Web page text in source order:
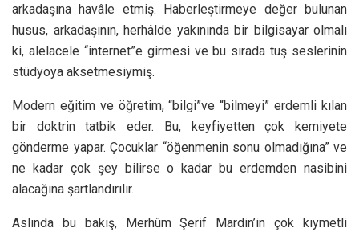
arkadaşına havâle etmiş. Haberleştirmeye değer bulunan
husus, arkadaşının, herhâlde yakınında bir bilgisayar olmalı
ki, alelacele “internet”e girmesi ve bu sırada tuş seslerinin
stüdyoya aksetmesiymiş.
Modern eğitim ve öğretim, “bilgi”ve “bilmeyi” erdemli kılan
bir doktrin tatbik eder. Bu, keyfiyetten çok kemiyete
gönderme yapar. Çocuklar “öğenmenin sonu olmadığına” ve
ne kadar çok şey bilirse o kadar bu erdemden nasibini
alacağına şartlandırılır.
Aslında bu bakış, Merhûm Şerif Mardin’in çok kıymetli